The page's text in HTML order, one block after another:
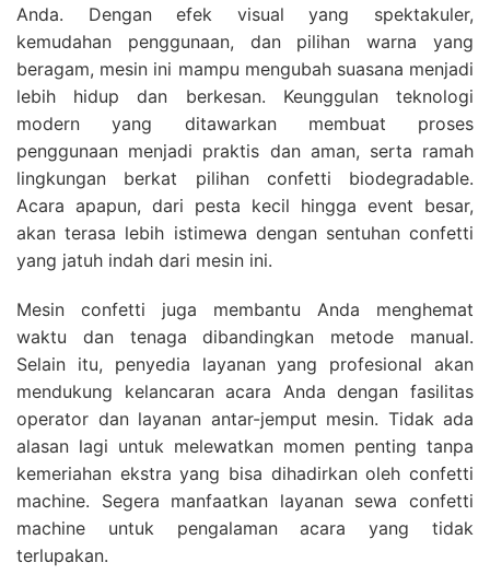
Anda. Dengan efek visual yang spektakuler,
kemudahan penggunaan, dan pilihan warna yang
beragam, mesin ini mampu mengubah suasana menjadi
lebih hidup dan berkesan. Keunggulan teknologi
modern yang ditawarkan membuat proses
penggunaan menjadi praktis dan aman, serta ramah
lingkungan berkat pilihan confetti biodegradable.
Acara apapun, dari pesta kecil hingga event besar,
akan terasa lebih istimewa dengan sentuhan confetti
yang jatuh indah dari mesin ini.
Mesin confetti juga membantu Anda menghemat
waktu dan tenaga dibandingkan metode manual.
Selain itu, penyedia layanan yang profesional akan
mendukung kelancaran acara Anda dengan fasilitas
operator dan layanan antar-jemput mesin. Tidak ada
alasan lagi untuk melewatkan momen penting tanpa
kemeriahan ekstra yang bisa dihadirkan oleh confetti
machine. Segera manfaatkan layanan sewa confetti
machine untuk pengalaman acara yang tidak
terlupakan.